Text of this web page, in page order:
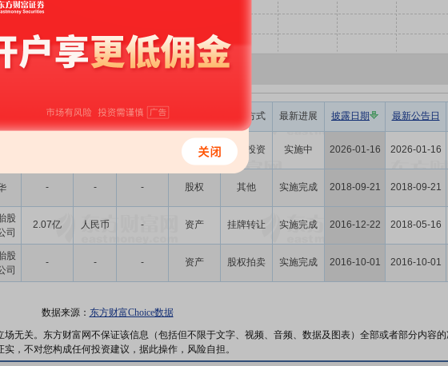
交易金额
(元)
币种
股权转让
比例(%)
并购方式 最新进展 披露日期 最新公告日
股权 对外投资 实施中 2026-01-16 2026-01-16
- - - 股权 其他 实施完成 2018-09-21 2018-09-21
股
司
2.07亿 人民币 - 资产 挂牌转让 实施完成 2016-12-22 2018-05-16
股
司
- - - 资产 股权拍卖 实施完成 2016-10-01 2016-10-01
数据来源： 东方财富Choice数据
无关。东方财富网不保证该信息（包括但不限于文字、视频、音频、数据及图表）全部或者部分内容
，不对您构成任何投资建议，据此操作，风险自担。